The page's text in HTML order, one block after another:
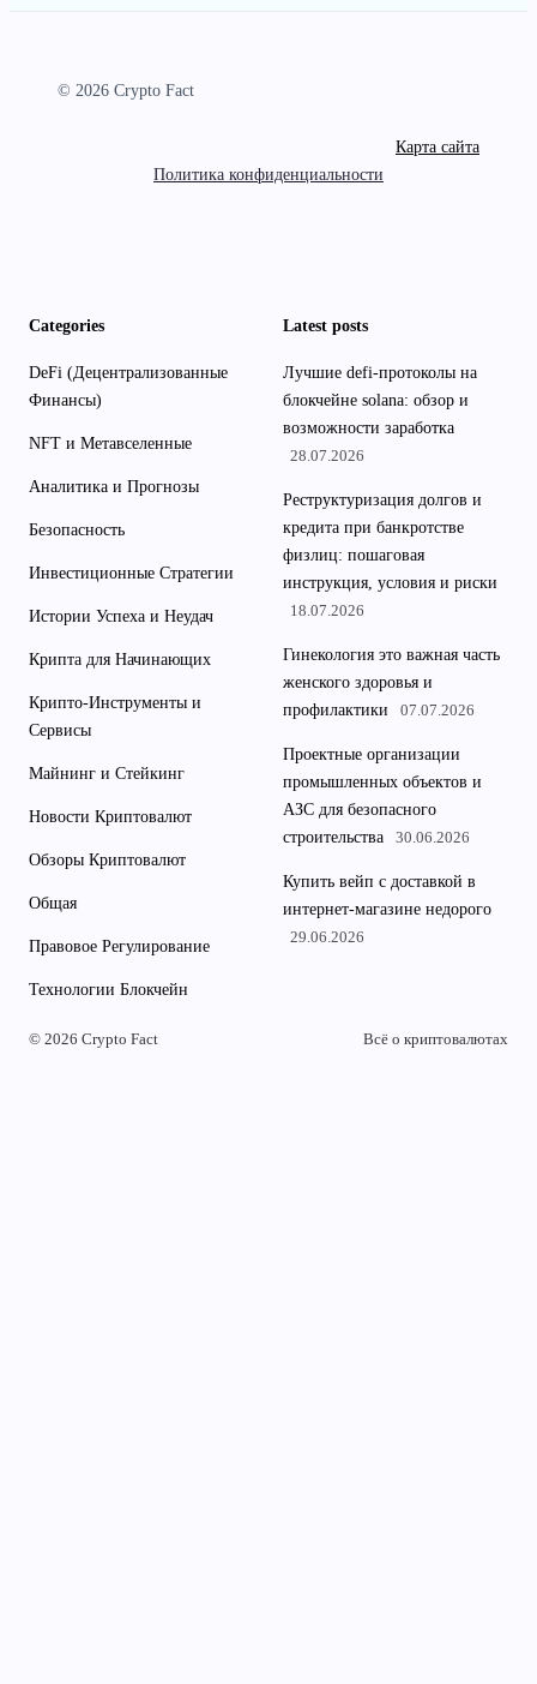
© 2026 Crypto Fact
Карта сайта
Политика конфиденциальности
Categories
DeFi (Децентрализованные
Финансы)
NFT и Метавселенные
Аналитика и Прогнозы
Безопасность
Инвестиционные Стратегии
Истории Успеха и Неудач
Крипта для Начинающих
Крипто-Инструменты и
Сервисы
Майнинг и Стейкинг
Новости Криптовалют
Обзоры Криптовалют
Общая
Правовое Регулирование
Технологии Блокчейн
Latest posts
Лучшие defi-протоколы на
блокчейне solana: обзор и
возможности заработка
28.07.2026
Реструктуризация долгов и
кредита при банкротстве
физлиц: пошаговая
инструкция, условия и риски
18.07.2026
Гинекология это важная часть
женского здоровья и
профилактики
07.07.2026
Проектные организации
промышленных объектов и
АЗС для безопасного
строительства
30.06.2026
Купить вейп с доставкой в
интернет-магазине недорого
29.06.2026
© 2026 Crypto Fact Всё о криптовалютах